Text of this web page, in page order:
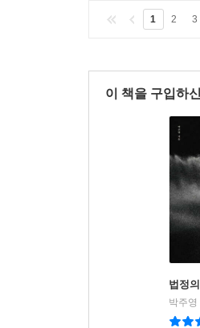
1 2 3
이 책을 구입하
법정
박주영